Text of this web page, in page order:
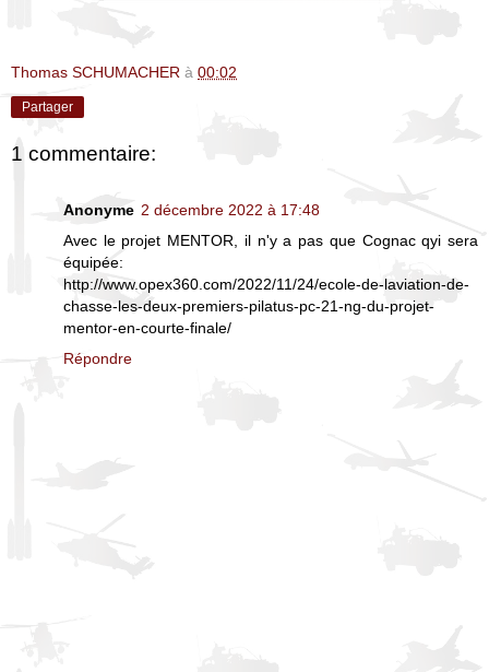
Thomas SCHUMACHER à 00:02
Partager
1 commentaire:
Anonyme 2 décembre 2022 à 17:48
Avec le projet MENTOR, il n'y a pas que Cognac qyi sera
équipée:
http://www.opex360.com/2022/11/24/ecole-de-laviation-de-
chasse-les-deux-premiers-pilatus-pc-21-ng-du-projet-
mentor-en-courte-finale/
Répondre